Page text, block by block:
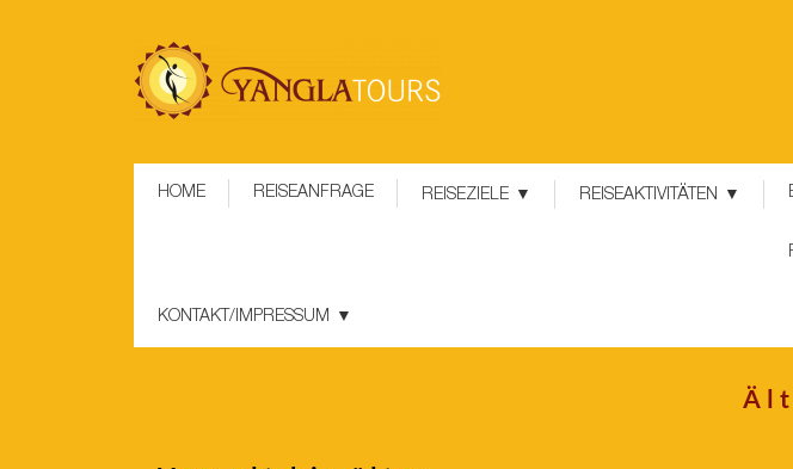
HOME REISEANFRAGE REISEZIELE REISEAKTIVITÄTEN
KONTAKT/IMPRESSUM